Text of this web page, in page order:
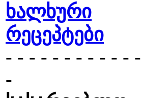
ხალხური
რეცეპტები
- - - - - - - - - - - -
-